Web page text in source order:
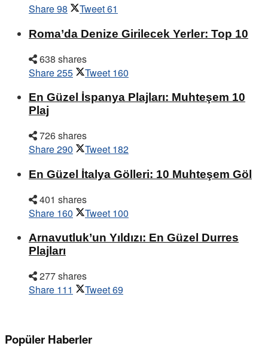
Share98 Tweet61
Roma’da Denize Girilecek Yerler: Top 10
638 shares
Share255 Tweet 160
En Güzel İspanya Plajları: Muhteşem 10
Plaj
726 shares
Share290 Tweet 182
En Güzel İtalya Gölleri: 10 Muhteşem Göl
401 shares
Share 160 Tweet 100
Arnavutluk’un Yıldızı: En Güzel Durres
Plajları
277 shares
Share 111 Tweet69
Popüler Haberler